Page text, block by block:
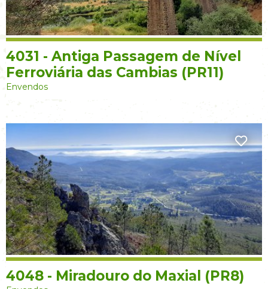
4031 - Antiga Passagem de Nível
Ferroviária das Cambias (PR11)
Envendos
4048 - Miradouro do Maxial (PR8)